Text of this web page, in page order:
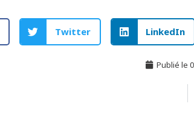
Twitter LinkedIn
Publié le